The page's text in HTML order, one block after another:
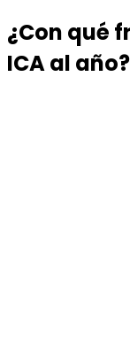
¿Con qué
ICA al año?